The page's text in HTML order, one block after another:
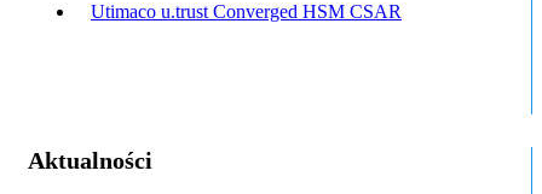
Utimaco u.trust Converged HSM CSAR
Aktualności